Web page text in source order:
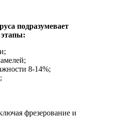
подразумевает
этапы:
8-14%;
фрезерование и